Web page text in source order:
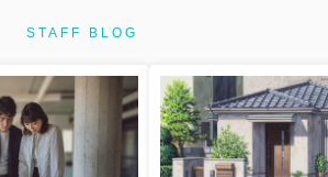
住宅ローン特約とは何か知っています
マイホームの購入は、多くの方にとっ
て一生に何度もない大きな決断です。
その一方で、住宅ローンの審査や契約
の流れには専門用語が多く、不安を感
じている方も多いのではないでしょう
か。なかでも、売買契約と深く関...
STAFF BLOG